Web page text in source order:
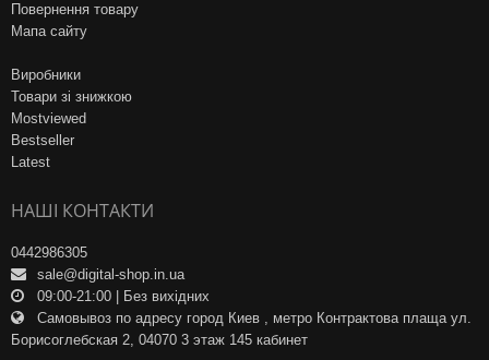
Повернення товару
Мапа сайту
Виробники
Товари зі знижкою
Mostviewed
Bestseller
Latest
НАШІ КОНТАКТИ
0442986305
sale@digital-shop.in.ua
09:00-21:00 | Без вихідних
Самовывоз по адресу город Киев , метро Контрактова плаща ул.
Борисоглебская 2, 04070 3 этаж 145 кабинет